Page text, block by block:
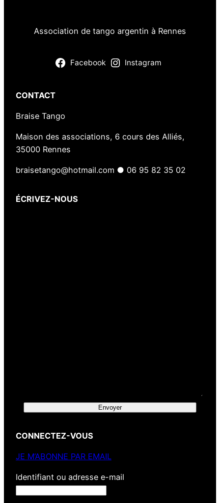
Association de tango argentin à Rennes
Facebook Instagram
CONTACT
Braise Tango
Maison des associations, 6 cours des Alliés,
35000 Rennes
braisetango@hotmail.com ● 06 95 82 35 02
ÉCRIVEZ-NOUS
Envoyer
CONNECTEZ-VOUS
JE M’ABONNE PAR EMAIL
Identifiant ou adresse e-mail